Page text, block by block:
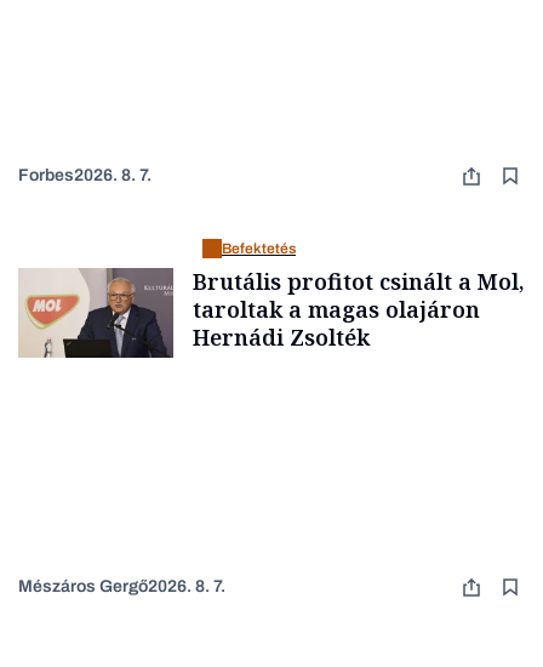
Forbes2026. 8. 7.
Befektetés
Brutális profitot csinált a Mol,
taroltak a magas olajáron
Hernádi Zsolték
Mészáros Gergő2026. 8. 7.